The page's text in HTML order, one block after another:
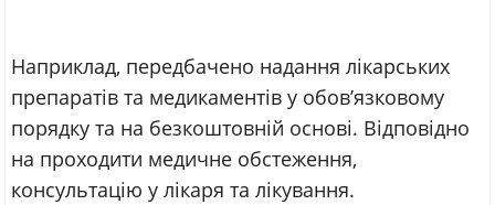
Наприклад, передбачено надання лікарських
препаратів та медикаментів у обов’язковому
порядку та на безкоштовній основі. Відповідно
на проходити медичне обстеження,
консультацію у лікаря та лікування.